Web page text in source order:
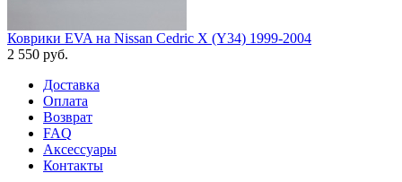
Коврики EVA на Nissan Cedric X (Y34) 1999-2004
2 550 руб.
Доставка
Оплата
Возврат
FAQ
Аксессуары
Контакты